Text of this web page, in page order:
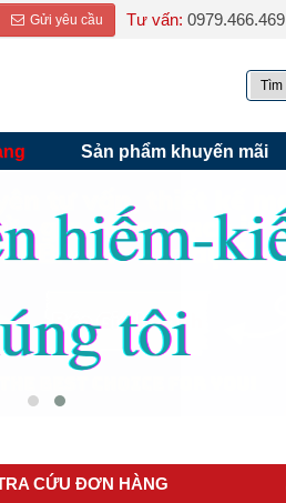
Gửi yêu cầu Tư vấn: 0979.466.469
Sản phẩm khuyến mãi
CỨU ĐƠN HÀNG